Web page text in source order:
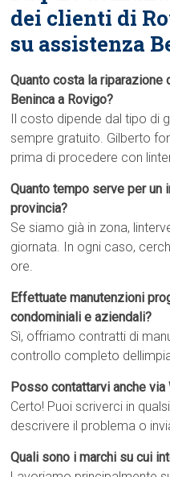
dei clienti di
su assistenza
Quanto costa la riparazione
Beninca a Rovigo?
Il costo dipende dal tipo di
sempre gratuito. Gilberto
prima di procedere con
Quanto tempo serve per un
provincia?
Se siamo già in zona,
giornata. In ogni caso,
ore.
Effettuate manutenzioni
condominiali e aziendali?
Sì, offriamo contratti di
controllo completo
Posso contattarvi anche
Certo! Puoi scriverci in
descrivere il problema o
Quali sono i marchi su cui